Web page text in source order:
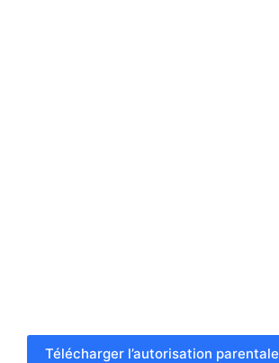
Télécharger l’autorisation parentale